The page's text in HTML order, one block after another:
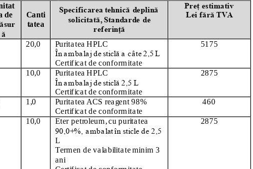
de
ă
Canti
tatea
Specificarea tehnică deplină
solicitată, Standarde de
referinţă
Preț estimativ
Lei fără TVA
20,0
Purita tea  HPLC
În ambalaj de sticlă a câte 2,5 L
Certifica t de conformita te
5175
10,0
Purita tea  HPLC
În ambalaj de sticlă 2,5 L
Certifica t de conformita te
2875
1,0
Purita tea  ACS rea gent 98%
Certifica t de conformita te
460
10,0
Eter petroleum, cu purita tea
90,0+%, ambalat în sticle de 2,5
L
Termen de va la bilita te minim 3
a ni
2875